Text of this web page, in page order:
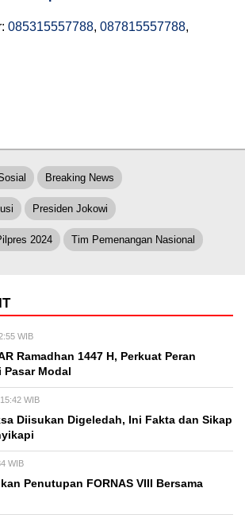
085315557788, 087815557788,
Breaking News
Presiden Jokowi
2024 Tim Pemenangan Nasional
WIB
Ramadhan 1447 H, Perkuat Peran
Modal
WIB
Diisukan Digeledah, Ini Fakta dan Sikap
WIB
Penutupan FORNAS VIII Bersama